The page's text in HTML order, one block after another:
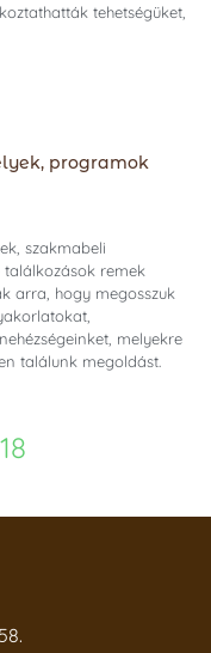
tehetségüket,
programok
szakmabeli
találkozások remek
arra, hogy megosszuk
melyekre
találunk megoldást.
18